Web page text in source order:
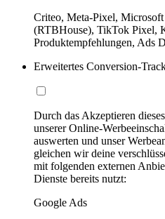
Criteo, Meta-Pixel,
(RTBHouse), TikTok Pixel,
Produktempfehlungen, Ads
Erweitertes Conversion-
Durch das Akzeptieren
unserer Online-
auswerten und unser
gleichen wir deine
mit folgenden externen
Dienste bereits nutzt:
Google Ads